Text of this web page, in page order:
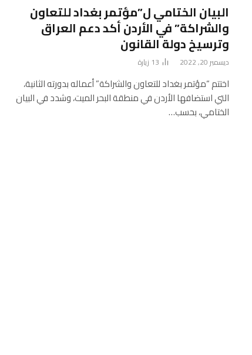
البيان الختامي ل”مؤتمر بغداد للتعاون
والشراكة” في الأردن أكد دعم العراق
وترسيخ دولة القانون
ديسمبر 20, 2022 13 زيارة
اختتم “مؤتمر بغداد للتعاون والشراكة” أعماله بدورته الثانية،
التي استضافها الأردن في منطقة البحر الميت، وشدد في البيان
الختامي، بحسب…